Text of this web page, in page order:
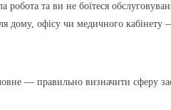
робота та ви не боїтеся
дому, офісу чи медичного кабінету
— правильно визначити сферу